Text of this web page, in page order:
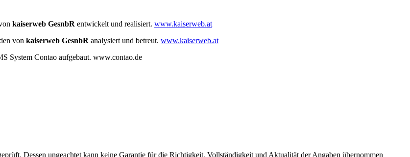
kaiserweb GesnbR entwickelt und realisiert. www.kaiserweb.at
von kaiserweb GesnbR analysiert und betreut. www.kaiserweb.at
System Contao aufgebaut. www.contao.de
Dessen ungeachtet kann keine Garantie für die Richtigkeit, Vollständigkeit und Aktualität der Angaben übernommen